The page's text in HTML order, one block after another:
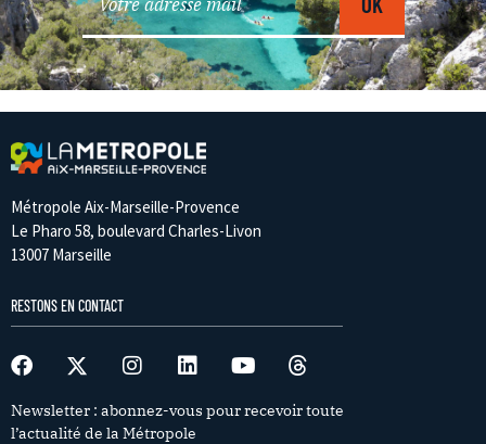
Métropole Aix-Marseille-Provence
Le Pharo 58, boulevard Charles-Livon
13007 Marseille
RESTONS EN CONTACT
Newsletter : abonnez-vous pour recevoir toute
l’actualité de la Métropole